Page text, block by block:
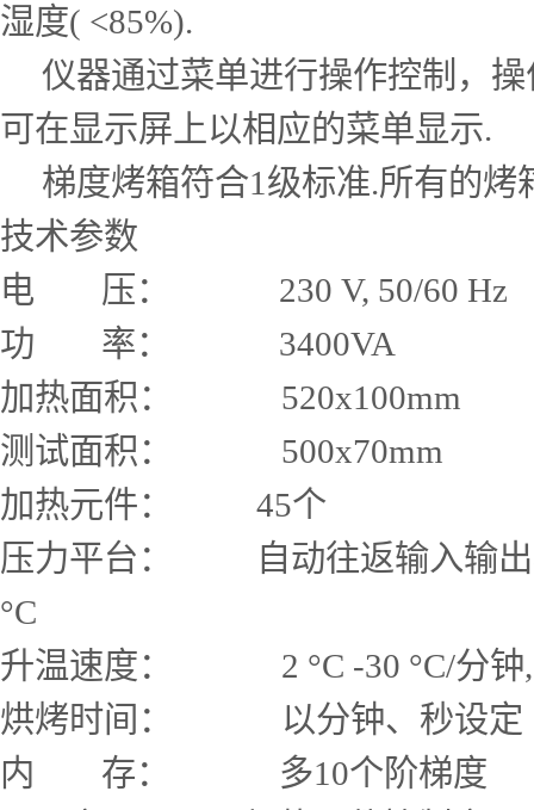
湿度( <85%).
仪器通过菜单进行操作控制，操
可在显示屏上以相应的菜单显示.
梯度烤箱符合1级标准.所有的烤
技术参数
电 压： 230 V, 50/60 Hz
功 率： 3400VA
加热面积： 520x100mm
测试面积： 500x70mm
加热元件： 45个
压力平台： 自动往返输入输
°C
升温速度： 2 °C -30 °C/分钟,
烘烤时间： 以分钟、秒设定
内 存： 多10个阶梯度